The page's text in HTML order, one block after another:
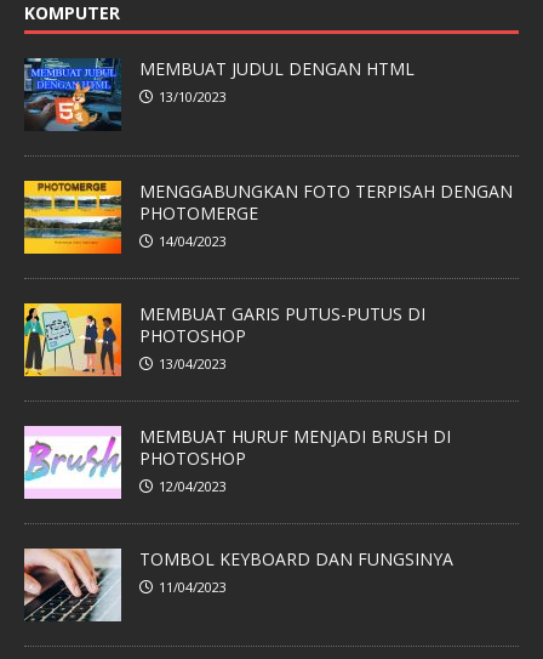
KOMPUTER
MEMBUAT JUDUL DENGAN HTML
13/10/2023
MENGGABUNGKAN FOTO TERPISAH DENGAN
PHOTOMERGE
14/04/2023
MEMBUAT GARIS PUTUS-PUTUS DI
PHOTOSHOP
13/04/2023
MEMBUAT HURUF MENJADI BRUSH DI
PHOTOSHOP
12/04/2023
TOMBOL KEYBOARD DAN FUNGSINYA
11/04/2023